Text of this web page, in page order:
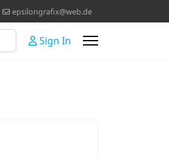
epsilongrafix@web.de
Sign In